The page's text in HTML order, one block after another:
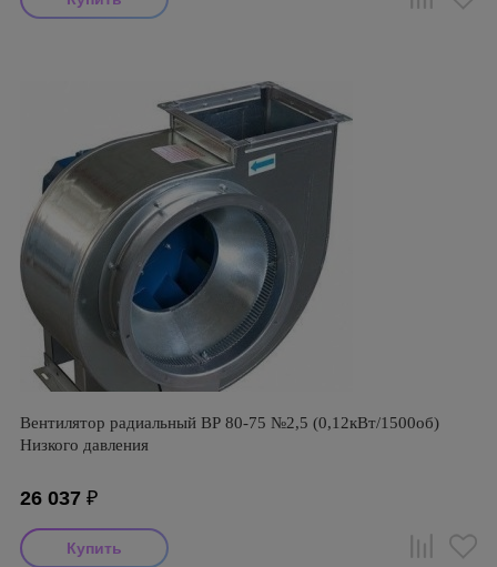
Вентилятор радиальный ВР 80-75 №2,5 (0,12кВт/1500об)
Низкого давления
26 037 ₽